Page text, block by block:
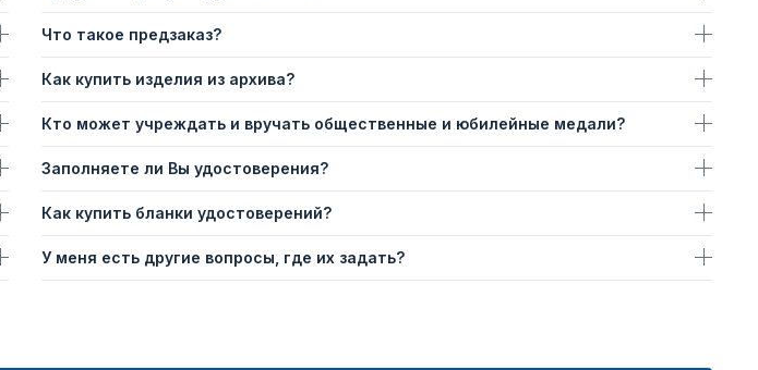
Что такое предзаказ?
Как купить изделия из архива?
Кто может учреждать и вручать общественные и юбилейные медали?
Заполняете ли Вы удостоверения?
Как купить бланки удостоверений?
У меня есть другие вопросы, где их задать?